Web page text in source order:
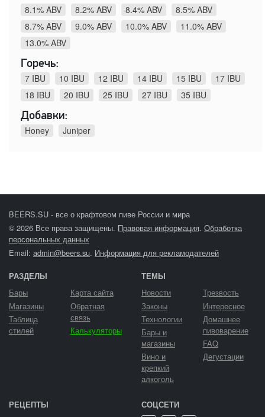
8.1% ABV
8.2% ABV 8.4% ABV
8.5% ABV
8.7% ABV
9.0% ABV 10.0% ABV
11.0% ABV
13.0% ABV
Горечь:
7 IBU
10 IBU 12 IBU 14 IBU 15 IBU
17 IBU
18 IBU
20 IBU 25 IBU 27 IBU
35 IBU
Добавки:
Honey
Juniper
BEERS.SU - все о крафтовом пиве России и мира
© 2026 Все права защищены. Правовая информация. Обработка
персональных данных
Email: admin@beers.su. Информация для рекламодателей
РАЗДЕЛЫ
Бары
Магазины
Таблица
стилей
Карта сайта
Обратная
связь
Калькуляторы
ТЕМЫ
Новости
Законы
Технологии
Бары и
магазины
Вино и
крепкий
алкоголь
Трезвость
Интересное
Домашнее
пивоварение
FAQ
Дегустации
РЕЦЕПТЫ СОЦСЕТИ